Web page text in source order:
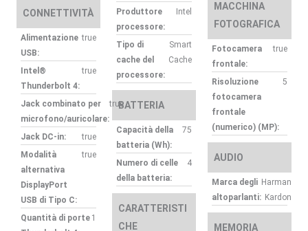
CONNETTIVITÀ
Alimentazione
USB:
true
Intel®
Thunderbolt 4:
true
Jack combinato per
microfono/auricolare:
true
Jack DC-in:
true
Modalità
alternativa
DisplayPort
USB di Tipo C:
true
Quantità di porte 1
Produttore
processore:
Intel
Tipo di
cache del
processore:
Smart
Cache
BATTERIA
Capacità della
batteria (Wh):
75
Numero di celle
della batteria:
4
CARATTERISTI
CHE
MACCHINA
FOTOGRAFICA
Fotocamera
frontale:
true
Risoluzione
fotocamera
frontale
(numerico) (MP):
5
AUDIO
Marca degli
altoparlanti:
Harman
Kardon
MEMORIA